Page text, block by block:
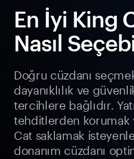
En İyi King
Nasıl
Doğru cüzdanı
dayanıklılık ve
tercihlere bağlıdır.
tehditlerden korumak
Cat saklamak
donanım cüzdanı